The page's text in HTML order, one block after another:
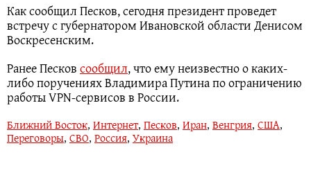
Как сообщил Песков, сегодня президент проведет
встречу с губернатором Ивановской области Денисом
Воскресенским.
Ранее Песковсообщил, что ему неизвестно о каких-
либо поручениях Владимира Путина по ограничению
работы VPN-сервисов в России.
Ближний Восток, Интернет, Песков, Иран, Венгрия, США,
Переговоры, СВО, Россия, Украина